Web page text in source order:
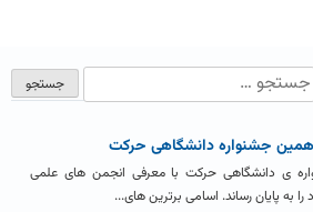
جشنواره دانشگاهی حرکت
ی دانشگاهی حرکت با معرفی انجمن های علمی
را به پایان رساند. اسامی برترین های...